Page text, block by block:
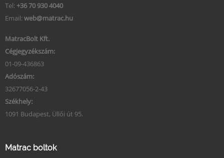
Tel: +36 70 930 4040
Email: web@matrac.hu
MatracBolt Kft.
Cégjegyzékszám:
01-09-436863
Adószám:
32677056-2-43
Székhely:
1091 Budapest, Üllői út 95.
Matrac boltok